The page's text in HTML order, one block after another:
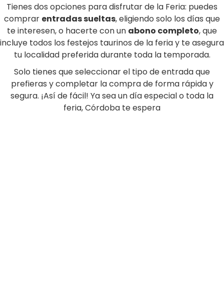
Tienes dos opciones para disfrutar de la Feria: puedes
comprar entradas sueltas, eligiendo solo los días que
te interesen, o hacerte con un abono completo, que
incluye todos los festejos taurinos de la feria y te asegura
tu localidad preferida durante toda la temporada.
Solo tienes que seleccionar el tipo de entrada que
prefieras y completar la compra de forma rápida y
segura. ¡Así de fácil! Ya sea un día especial o toda la
feria, Córdoba te espera